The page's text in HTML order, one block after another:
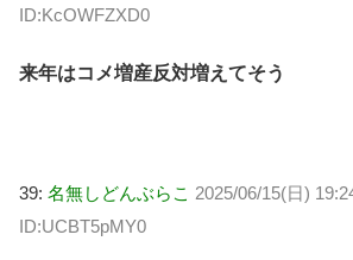
ID:KcOWFZXD0
来年はコメ増産反対増えてそう
39: 名無しどんぶらこ 2025/06/15(日)
ID:UCBT5pMY0